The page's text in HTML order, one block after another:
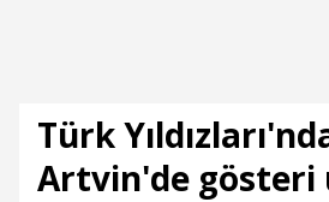
Türk
Artvin'de gösteri